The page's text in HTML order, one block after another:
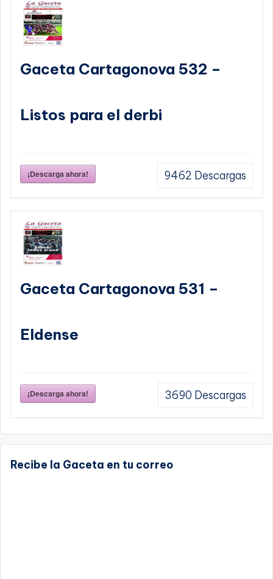
Gaceta Cartagonova 532 –
Listos para el derbi
¡Descarga ahora! 9462 Descargas
Gaceta Cartagonova 531 –
Eldense
¡Descarga ahora! 3690 Descargas
Recibe la Gaceta en tu correo